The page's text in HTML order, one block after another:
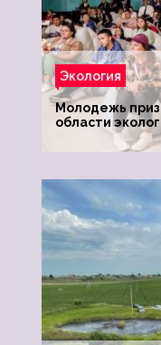
Экология
Молодежь
области